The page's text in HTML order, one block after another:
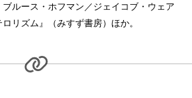
ルース・ホフマン／ジェイコブ・ウェア
リズム』（みすず書房）ほか。